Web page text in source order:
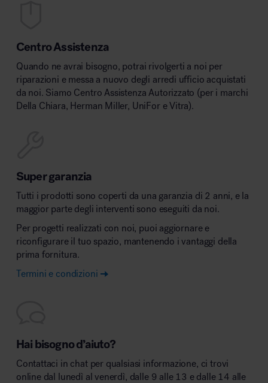
Centro Assistenza
Quando ne avrai bisogno, potrai rivolgerti a noi per
riparazioni e messa a nuovo degli arredi ufficio acquistati
da noi. Siamo Centro Assistenza Autorizzato (per i marchi
Della Chiara, Herman Miller, UniFor e Vitra).
Super garanzia
Tutti i prodotti sono coperti da una garanzia di 2 anni, e la
maggior parte degli interventi sono eseguiti da noi.
Per progetti realizzati con noi, puoi aggiornare e
riconfigurare il tuo spazio, mantenendo i vantaggi della
prima fornitura.
Termini e condizioni
Hai bisogno d’aiuto?
Contattaci in chat per qualsiasi informazione, ci trovi
online dal lunedì al venerdì, dalle 9 alle 13 e dalle 14 alle